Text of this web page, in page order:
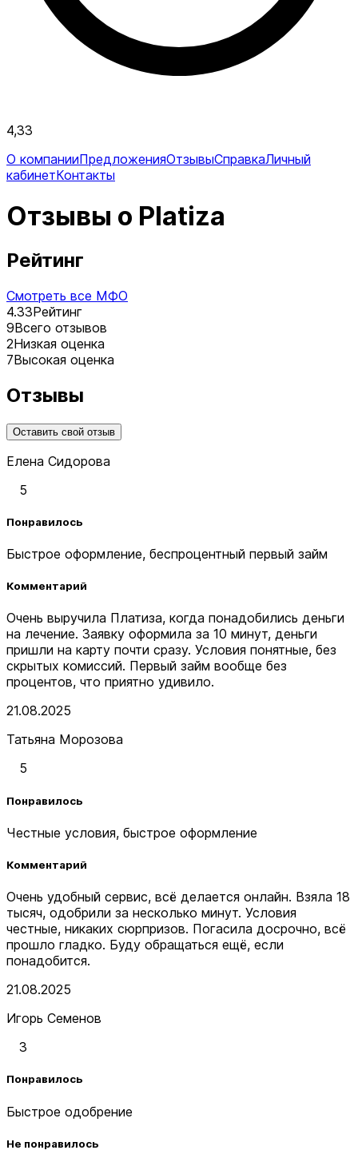
4,33
О компанииПредложенияОтзывыСправкаЛичный
кабинетКонтакты
Отзывы о Platiza
Рейтинг
Смотреть все МФО
4.33Рейтинг
9Всего отзывов
2Низкая оценка
7Высокая оценка
Отзывы
Оставить свой отзыв
Елена Сидорова
5
Понравилось
Быстрое оформление, беспроцентный первый займ
Комментарий
Очень выручила Платиза, когда понадобились деньги
на лечение. Заявку оформила за 10 минут, деньги
пришли на карту почти сразу. Условия понятные, без
скрытых комиссий. Первый займ вообще без
процентов, что приятно удивило.
21.08.2025
Татьяна Морозова
5
Понравилось
Честные условия, быстрое оформление
Комментарий
Очень удобный сервис, всё делается онлайн. Взяла 18
тысяч, одобрили за несколько минут. Условия
честные, никаких сюрпризов. Погасила досрочно, всё
прошло гладко. Буду обращаться ещё, если
понадобится.
21.08.2025
Игорь Семенов
3
Понравилось
Быстрое одобрение
Не понравилось